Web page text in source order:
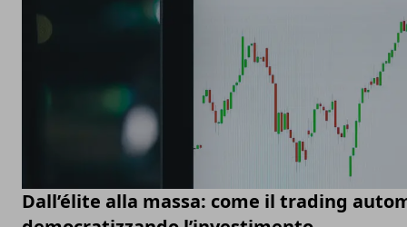
Dall’élite alla massa: come il trading